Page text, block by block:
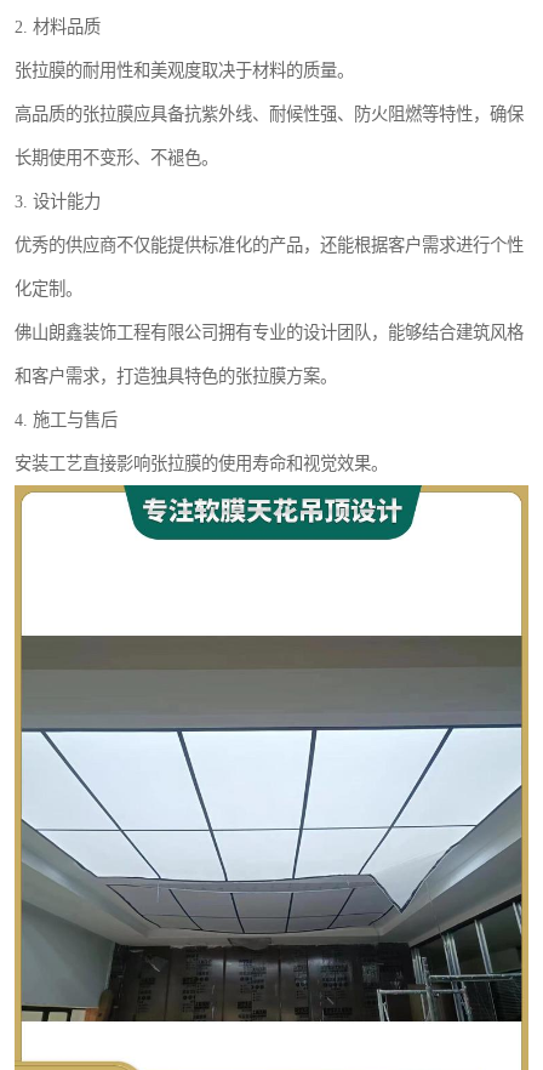
2. 材料品质
张拉膜的耐用性和美观度取决于材料的质量。
高品质的张拉膜应具备抗紫外线、耐候性强、防火阻燃等特性，确保
长期使用不变形、不褪色。
3. 设计能力
优秀的供应商不仅能提供标准化的产品，还能根据客户需求进行个性
化定制。
佛山朗鑫装饰工程有限公司拥有专业的设计团队，能够结合建筑风格
和客户需求，打造独具特色的张拉膜方案。
4. 施工与售后
安装工艺直接影响张拉膜的使用寿命和视觉效果。